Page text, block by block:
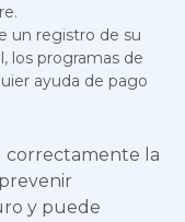
un registro de su
los programas de
ayuda de pago
correctamente la
y puede